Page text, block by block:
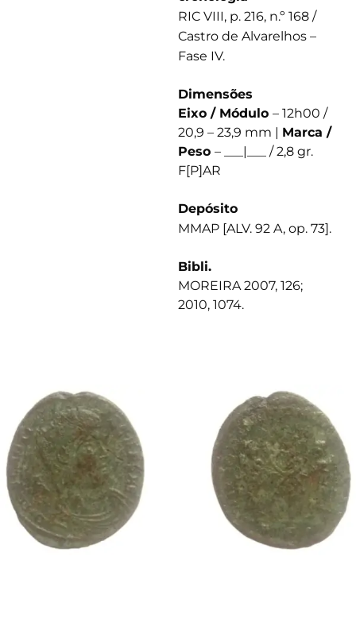
RIC VIII, p. 216, n.º 168 /
Castro de Alvarelhos –
Fase IV.
Dimensões
Eixo / Módulo – 12h00 /
20,9 – 23,9 mm | Marca /
Peso – ___|___ / 2,8 gr.
F[P]AR
Depósito
MMAP [ALV. 92 A, op. 73].
Bibli.
MOREIRA 2007, 126;
2010, 1074.